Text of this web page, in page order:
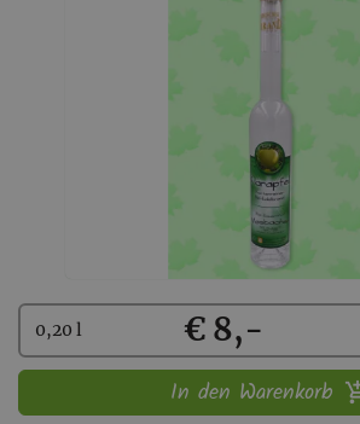
Kaufen
Wählen
Sie
Menge
0,20 l € 8,-
In den Warenkorb